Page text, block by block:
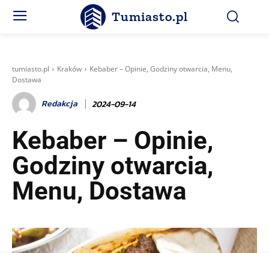
Tumiasto.pl
tumiasto.pl Kraków
Kebaber – Opinie, Godziny otwarcia, Menu,
Dostawa
Redakcja 2024-09-14
Kebaber – Opinie,
Godziny otwarcia,
Menu, Dostawa